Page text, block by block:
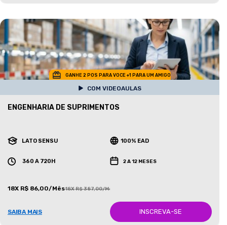
GANHE 2 POS PARA VOCE +1 PARA UM AMIGO
COM VIDEOAULAS
ENGENHARIA DE SUPRIMENTOS
LATO SENSU 100% EAD
360 A 720H 2 A 12 MESES
18X R$ 86,00/Mês18X R$ 387,00/Mês
SAIBA MAIS INSCREVA-SE